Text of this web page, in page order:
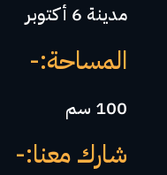
مدينة 6 أكتوبر
المساحة:-
100 سم
شارك معنا:-